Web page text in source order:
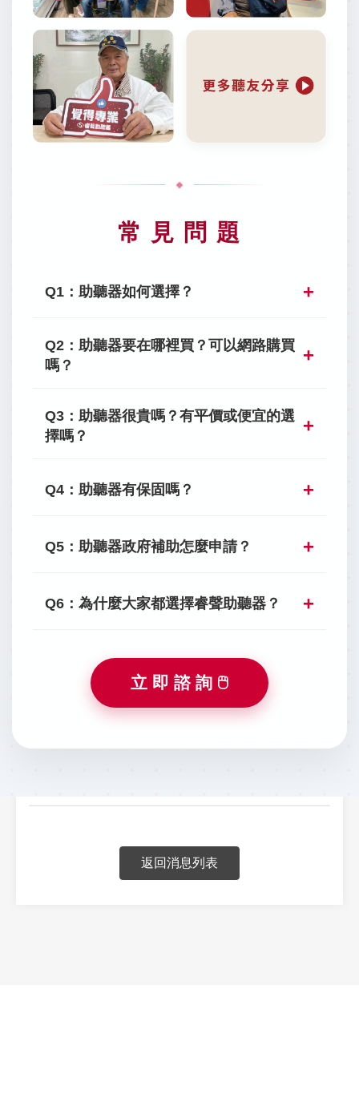
常 見 問 題
Q1：助聽器如何選擇？
Q2：助聽器要在哪裡買？可以網路購買
嗎？
Q3：助聽器很貴嗎？有平價或便宜的選
擇嗎？
Q4：助聽器有保固嗎？
Q5：助聽器政府補助怎麼申請？
Q6：為什麼大家都選擇睿聲助聽器？
立 即 諮 詢 🖱️
返回消息列表